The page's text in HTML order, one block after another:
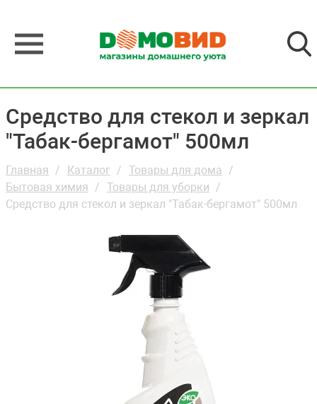
Средство для стекол и зеркал
"Табак-бергамот" 500мл
Главная Каталог
Товары для дома
Бытовая химия
Товары для уборки
Средство для стекол и зеркал "Табак-бергамот" 500мл